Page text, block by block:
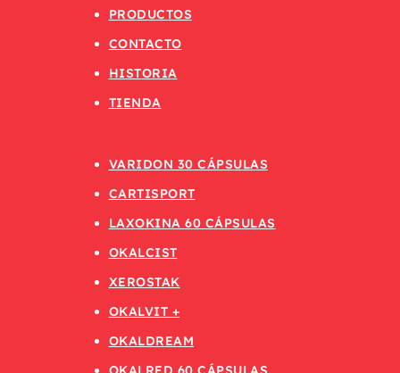
PRODUCTOS
CONTACTO
HISTORIA
TIENDA
VARIDON 30 CÁPSULAS
CARTISPORT
LAXOKINA 60 CÁPSULAS
OKALCIST
XEROSTAK
OKALVIT +
OKALDREAM